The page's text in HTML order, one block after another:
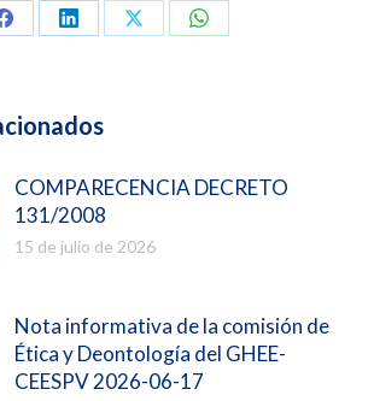
CompartirCompartirCompartirCompartir
COMPARECENCIA DECRETO
131/2008
15 de julio de 2026
Nota informativa de la comisión de
Ética y Deontología del GHEE-
CEESPV 2026-06-17